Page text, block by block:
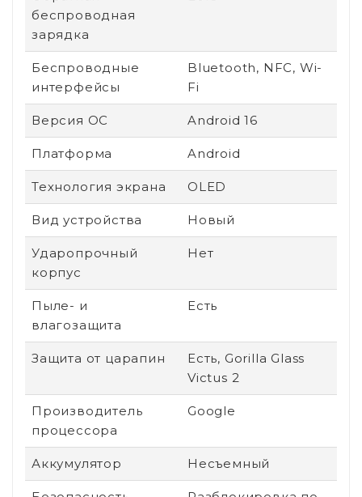
беспроводная
зарядка
Беспроводные
интерфейсы
Bluetooth, NFC, Wi-
Fi
Версия ОС Android 16
Платформа Android
Технология экрана OLED
Вид устройства Новый
Ударопрочный
корпус
Нет
Пыле- и
влагозащита
Есть
Защита от царапин
Есть, Gorilla Glass
Victus 2
Производитель
процессора
Google
Аккумулятор Несъемный